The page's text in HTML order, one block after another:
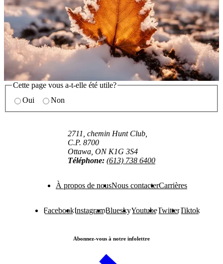
Cette page vous a-t-elle été utile?
Oui
Non
2711, chemin Hunt Club,
C.P. 8700
Ottawa, ON K1G 3S4
Téléphone: (613) 738 6400
À propos de nousNous contacterCarrières
FacebookInstagramBlueskyYoutubeTwitterTiktok
Abonnez-vous à notre infolettre